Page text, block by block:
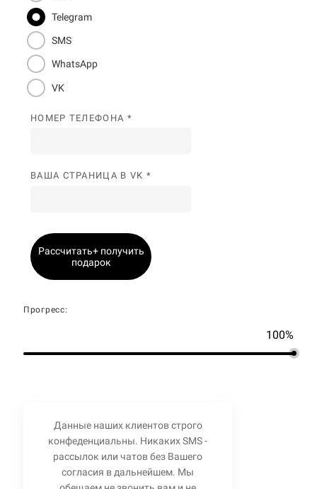
Telegram
SMS
WhatsApp
VK
НОМЕР ТЕЛЕФОНА *
ВАША СТРАНИЦА В VK *
Рассчитать+ получить
подарок
Прогресс:
100%
Данные наших клиентов строго
конфеденциальны. Никаких SMS -
рассылок или чатов без Вашего
согласия в дальнейшем. Мы